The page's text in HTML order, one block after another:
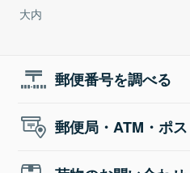
大内
郵便番号を調べる
郵便局・ATM・ポ